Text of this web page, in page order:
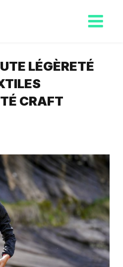
LÉGÈRETÉ
CRAFT